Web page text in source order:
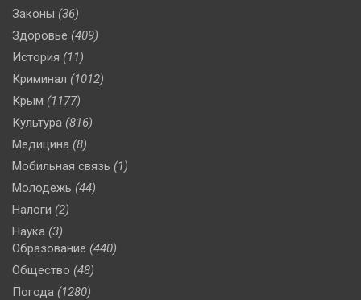
Законы (36)
Здоровье (409)
История (11)
Криминал (1012)
Крым (1177)
Культура (816)
Медицина (8)
Мобильная связь (1)
Молодежь (44)
Налоги (2)
Наука (3)
Образование (440)
Общество (48)
Погода (1280)